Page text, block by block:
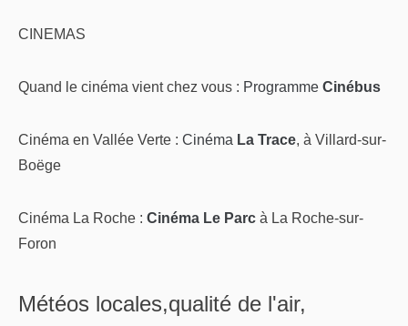
CINEMAS
Quand le cinéma vient chez vous : Programme Cinébus
Cinéma en Vallée Verte : Cinéma La Trace, à Villard-sur-
Boëge
Cinéma La Roche : Cinéma Le Parc à La Roche-sur-
Foron
Météos locales,qualité de l'air,